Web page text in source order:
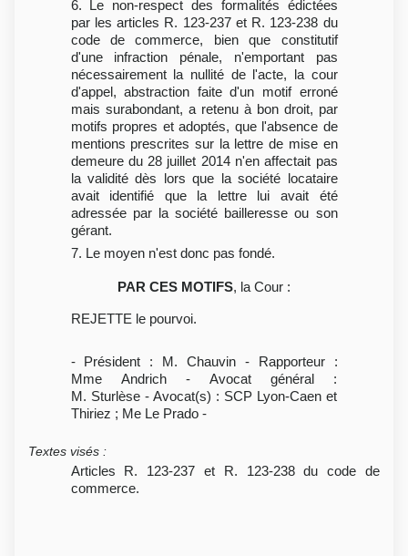
6. Le non-respect des formalités édictées
par les articles R. 123-237 et R. 123-238 du
code de commerce, bien que constitutif
d'une infraction pénale, n'emportant pas
nécessairement la nullité de l'acte, la cour
d'appel, abstraction faite d'un motif erroné
mais surabondant, a retenu à bon droit, par
motifs propres et adoptés, que l'absence de
mentions prescrites sur la lettre de mise en
demeure du 28 juillet 2014 n'en affectait pas
la validité dès lors que la société locataire
avait identifié que la lettre lui avait été
adressée par la société bailleresse ou son
gérant.
7. Le moyen n'est donc pas fondé.
PAR CES MOTIFS, la Cour :
REJETTE le pourvoi.
- Président : M. Chauvin - Rapporteur :
Mme Andrich - Avocat général :
M. Sturlèse - Avocat(s) : SCP Lyon-Caen et
Thiriez ; Me Le Prado -
Textes visés :
Articles R. 123-237 et R. 123-238 du code de
commerce.